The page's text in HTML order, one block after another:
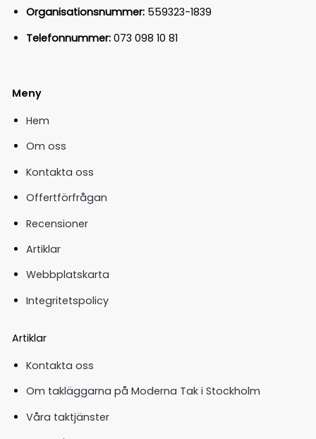
Organisationsnummer: 559323-1839
Telefonnummer: 073 098 10 81
Meny
Hem
Om oss
Kontakta oss
Offertförfrågan
Recensioner
Artiklar
Webbplatskarta
Integritetspolicy
Artiklar
Kontakta oss
Om takläggarna på Moderna Tak i Stockholm
Våra taktjänster